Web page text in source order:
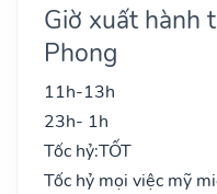
Giờ xuất hành
Phong
11h-13h
23h- 1h
Tốc hỷ:TỐT
Tốc hỷ mọi việc mỹ